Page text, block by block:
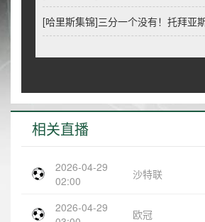
[哈里斯集锦]三分一个没有！托拜亚
相关直播
2026-04-29
02:00
沙特联
2026-04-29
欧冠